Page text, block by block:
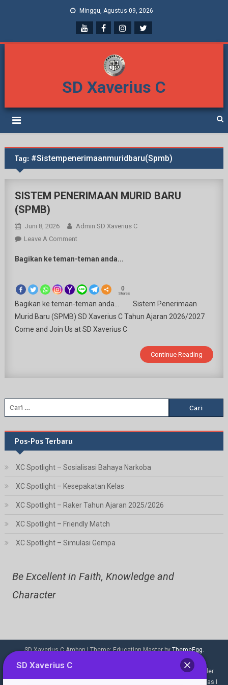
Minggu, Agustus 09, 2026
SD Xaverius C
Tag: #sistempenerimaanmuridbaru(spmb)
SISTEM PENERIMAAN MURID BARU
(SPMB)
Juni 8, 2026
Admin SD Xaverius C
Leave A CommentOn
PENERIMAAN
BARU
(SPMB)
Bagikan ke teman-teman anda...
0
Shares
Bagikan ke teman-teman anda… Sistem Penerimaan
Murid Baru (SPMB) SD Xaverius C Tahun Ajaran 2026/2027
Come and Join Us at SD Xaverius C
Continue Reading
untuk:
Pos-Pos Terbaru
XC Spotlight – Sosialisasi Bahaya Narkoba
XC Spotlight – Kesepakatan Kelas
XC Spotlight – Raker Tahun Ajaran 2025/2026
XC Spotlight – Friendly Match
XC Spotlight – Simulasi Gempa
Be Excellent in Faith, Knowledge and
Character
SD Xaverius C Ambon|Theme: Education Master byThemeEgg.
About Us
Buku II
Ekstrakurikuler
Kelas I
SD Xaverius C